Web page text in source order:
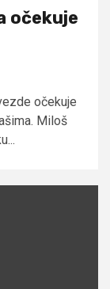
očekuje
očekuje
Miloš